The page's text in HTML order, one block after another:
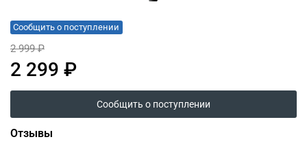
Сообщить о поступлении
2 999 ₽
2 299 ₽
Сообщить о поступлении
Отзывы